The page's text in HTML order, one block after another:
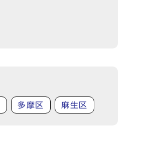
多摩区 麻生区